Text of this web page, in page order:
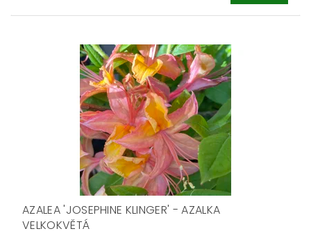
AZALEA 'JOSEPHINE KLINGER' - AZALKA
VELKOKVĚTÁ